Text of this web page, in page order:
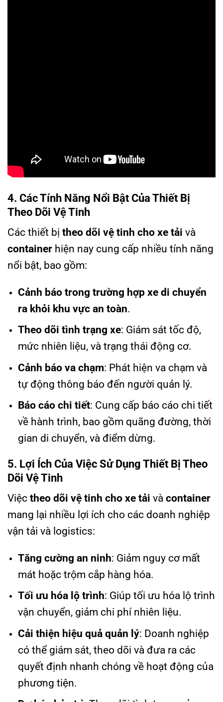
4. Các Tính Năng Nổi Bật Của Thiết Bị
Theo Dõi Vệ Tinh
Các thiết bị theo dõi vệ tinh cho xe tải và
container hiện nay cung cấp nhiều tính năng
nổi bật, bao gồm:
Cảnh báo trong trường hợp xe di chuyển
ra khỏi khu vực an toàn.
Theo dõi tình trạng xe: Giám sát tốc độ,
mức nhiên liệu, và trạng thái động cơ.
Cảnh báo va chạm: Phát hiện va chạm và
tự động thông báo đến người quản lý.
Báo cáo chi tiết: Cung cấp báo cáo chi tiết
về hành trình, bao gồm quãng đường, thời
gian di chuyển, và điểm dừng.
5. Lợi Ích Của Việc Sử Dụng Thiết Bị Theo
Dõi Vệ Tinh
Việc theo dõi vệ tinh cho xe tải và container
mang lại nhiều lợi ích cho các doanh nghiệp
vận tải và logistics:
Tăng cường an ninh: Giảm nguy cơ mất
mát hoặc trộm cắp hàng hóa.
Tối ưu hóa lộ trình: Giúp tối ưu hóa lộ trình
vận chuyển, giảm chi phí nhiên liệu.
Cải thiện hiệu quả quản lý: Doanh nghiệp
có thể giám sát, theo dõi và đưa ra các
quyết định nhanh chóng về hoạt động của
phương tiện.